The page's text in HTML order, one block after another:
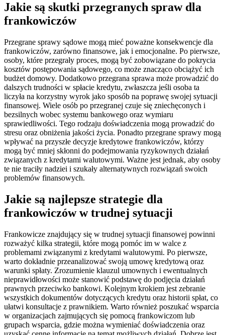
Jakie są skutki przegranych spraw dla
frankowiczów
Przegrane sprawy sądowe mogą mieć poważne konsekwencje dla
frankowiczów, zarówno finansowe, jak i emocjonalne. Po pierwsze,
osoby, które przegrały proces, mogą być zobowiązane do pokrycia
kosztów postępowania sądowego, co może znacząco obciążyć ich
budżet domowy. Dodatkowo przegrana sprawa może prowadzić do
dalszych trudności w spłacie kredytu, zwłaszcza jeśli osoba ta
liczyła na korzystny wyrok jako sposób na poprawę swojej sytuacji
finansowej. Wiele osób po przegranej czuje się zniechęconych i
bezsilnych wobec systemu bankowego oraz wymiaru
sprawiedliwości. Tego rodzaju doświadczenia mogą prowadzić do
stresu oraz obniżenia jakości życia. Ponadto przegrane sprawy mogą
wpływać na przyszłe decyzje kredytowe frankowiczów, którzy
mogą być mniej skłonni do podejmowania ryzykownych działań
związanych z kredytami walutowymi. Ważne jest jednak, aby osoby
te nie traciły nadziei i szukały alternatywnych rozwiązań swoich
problemów finansowych.
Jakie są najlepsze strategie dla
frankowiczów w trudnej sytuacji
Frankowicze znajdujący się w trudnej sytuacji finansowej powinni
rozważyć kilka strategii, które mogą pomóc im w walce z
problemami związanymi z kredytami walutowymi. Po pierwsze,
warto dokładnie przeanalizować swoją umowę kredytową oraz
warunki spłaty. Zrozumienie klauzul umownych i ewentualnych
nieprawidłowości może stanowić podstawę do podjęcia działań
prawnych przeciwko bankowi. Kolejnym krokiem jest zebranie
wszystkich dokumentów dotyczących kredytu oraz historii spłat, co
ułatwi konsultacje z prawnikiem. Warto również poszukać wsparcia
w organizacjach zajmujących się pomocą frankowiczom lub
grupach wsparcia, gdzie można wymieniać doświadczenia oraz